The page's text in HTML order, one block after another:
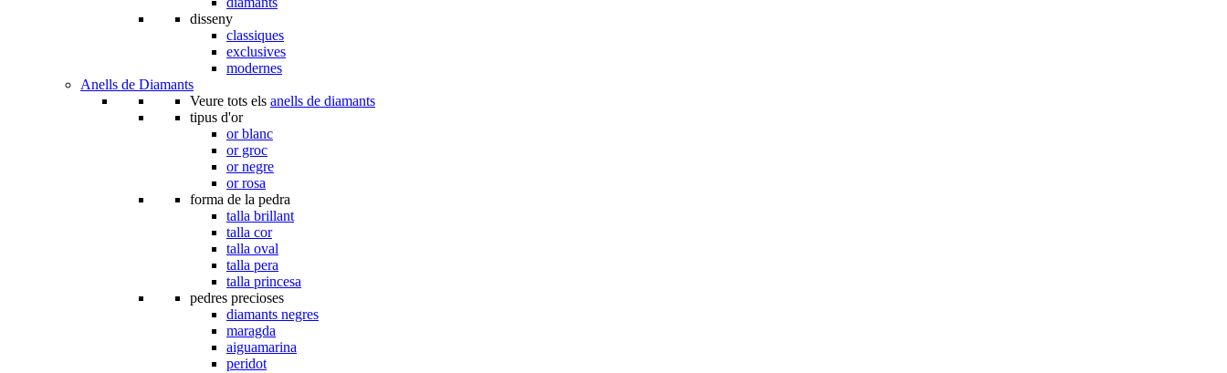
disseny
classiques
exclusives
modernes
Anells de Diamants
Veure tots els anells de diamants
tipus d'or
or blanc
or groc
or negre
or rosa
forma de la pedra
talla brillant
talla cor
talla oval
talla pera
talla princesa
pedres precioses
diamants negres
maragda
aiguamarina
peridot